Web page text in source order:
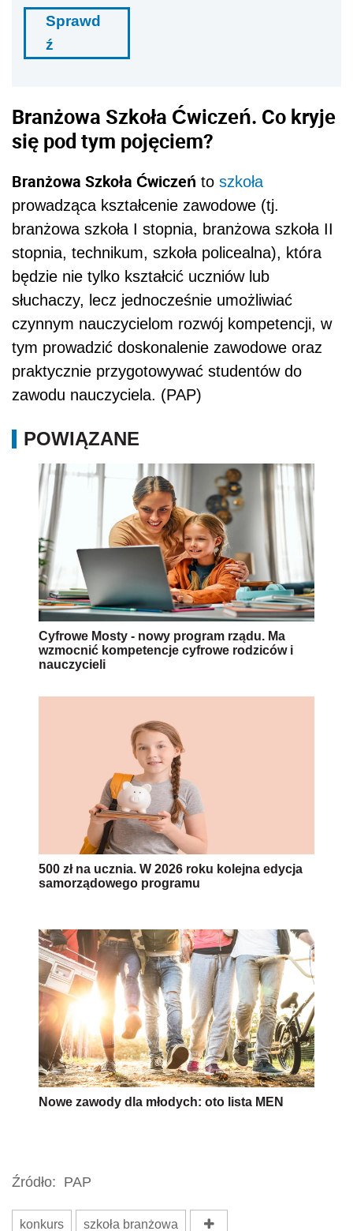
Sprawd
ź
Branżowa Szkoła Ćwiczeń. Co kryje
się pod tym pojęciem?
Branżowa Szkoła Ćwiczeń to szkoła
prowadząca kształcenie zawodowe (tj.
branżowa szkoła I stopnia, branżowa szkoła II
stopnia, technikum, szkoła policealna), która
będzie nie tylko kształcić uczniów lub
słuchaczy, lecz jednocześnie umożliwiać
czynnym nauczycielom rozwój kompetencji, w
tym prowadzić doskonalenie zawodowe oraz
praktycznie przygotowywać studentów do
zawodu nauczyciela. (PAP)
POWIĄZANE
Cyfrowe Mosty - nowy program rządu. Ma
wzmocnić kompetencje cyfrowe rodziców i
nauczycieli
500 zł na ucznia. W 2026 roku kolejna edycja
samorządowego programu
Nowe zawody dla młodych: oto lista MEN
Źródło: PAP
konkurs szkoła branżowa